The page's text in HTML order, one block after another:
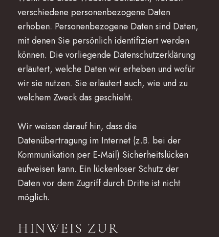
verschiedene personenbezogene Daten
erhoben. Personenbezogene Daten sind Daten,
mit denen Sie persönlich identifiziert werden
können. Die vorliegende Datenschutzerklärung
erläutert, welche Daten wir erheben und wofür
wir sie nutzen. Sie erläutert auch, wie und zu
welchem Zweck das geschieht.
Wir weisen darauf hin, dass die
Datenübertragung im Internet (z.B. bei der
Kommunikation per E-Mail) Sicherheitslücken
aufweisen kann. Ein lückenloser Schutz der
Daten vor dem Zugriff durch Dritte ist nicht
möglich.
HINWEIS ZUR